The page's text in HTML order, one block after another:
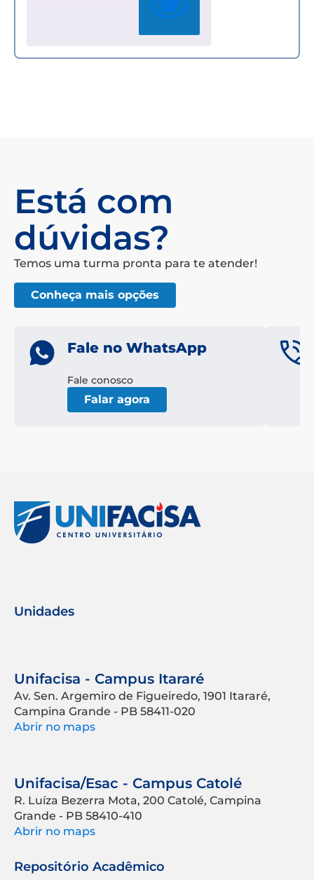
Está com
dúvidas?
Temos uma turma pronta para te atender!
Conheça mais opções
Fale no WhatsApp
Fale conosco
Falar agora
Unidades
Unifacisa - Campus Itararé
Av. Sen. Argemiro de Figueiredo, 1901 Itararé,
Campina Grande - PB 58411-020
Abrir no maps
Unifacisa/Esac - Campus Catolé
R. Luíza Bezerra Mota, 200 Catolé, Campina
Grande - PB 58410-410
Abrir no maps
Repositório Acadêmico